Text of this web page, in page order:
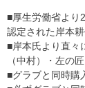
■厚生労働省より
認定された岸本
■岸本氏より直々
（中村）・左の
■グラブと同時購